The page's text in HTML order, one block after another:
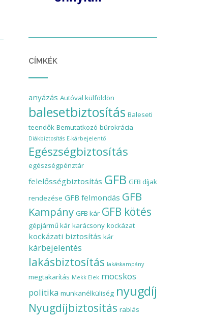
CÍMKÉK
anyázás Autóval külföldön
balesetbiztosítás Baleseti
teendők Bemutatkozó bürokrácia
Diákbiztosítás E-kárbejelentő
Egészségbiztosítás
egészségpénztár
felelősségbiztosítás GFB GFB díjak
rendezése GFB felmondás GFB
Kampány GFB kár GFB kötés
gépjármű kár karácsony kockázat
kockázati biztosítás kár
kárbejelentés
lakásbiztosítás lakáskampány
megtakarítás Mekk Elek mocskos
politika munkanélküliség nyugdíj
Nyugdíjbiztosítás rablás